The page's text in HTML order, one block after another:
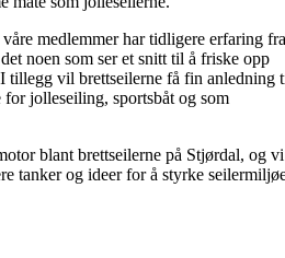
medlemmer har tidligere erfaring fra
noen som ser et snitt til å friske opp
tillegg vil brettseilerne få fin anledning
jolleseiling, sportsbåt og som
blant brettseilerne på Stjørdal, og vi
tanker og ideer for å styrke